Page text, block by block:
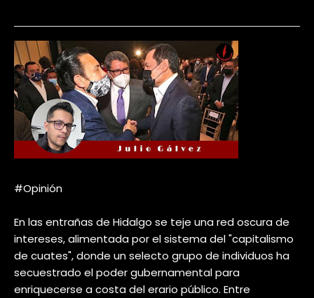
#Opinión
En las entrañas de Hidalgo se teje una red oscura de
intereses, alimentada por el sistema del "capitalismo
de cuates", donde un selecto grupo de individuos ha
secuestrado el poder gubernamental para
enriquecerse a costa del erario público. Entre